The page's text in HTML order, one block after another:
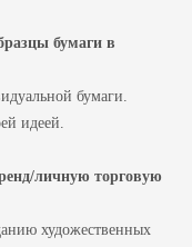
бумаги в
бумаги.
идеей.
личную торговую
художественных